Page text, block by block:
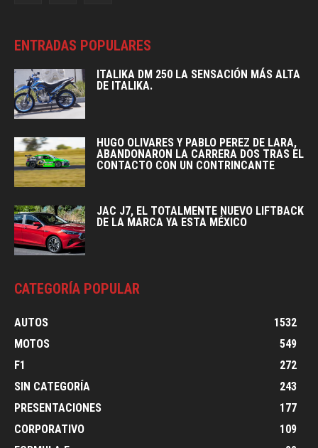
ENTRADAS POPULARES
ITALIKA DM 250 LA SENSACIÓN MÁS ALTA
DE ITALIKA.
HUGO OLIVARES Y PABLO PEREZ DE LARA,
ABANDONARON LA CARRERA DOS TRAS EL
CONTACTO CON UN CONTRINCANTE
JAC J7, EL TOTALMENTE NUEVO LIFTBACK
DE LA MARCA YA ESTA MÉXICO
CATEGORÍA POPULAR
AUTOS
1532
MOTOS
549
F1
272
SIN CATEGORÍA
243
PRESENTACIONES
177
CORPORATIVO
109